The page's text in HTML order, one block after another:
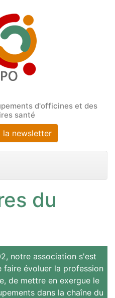
d'officines et des
santé
la newsletter
du
notre association s'est
évoluer la profession
de mettre en exergue le
dans la chaîne du